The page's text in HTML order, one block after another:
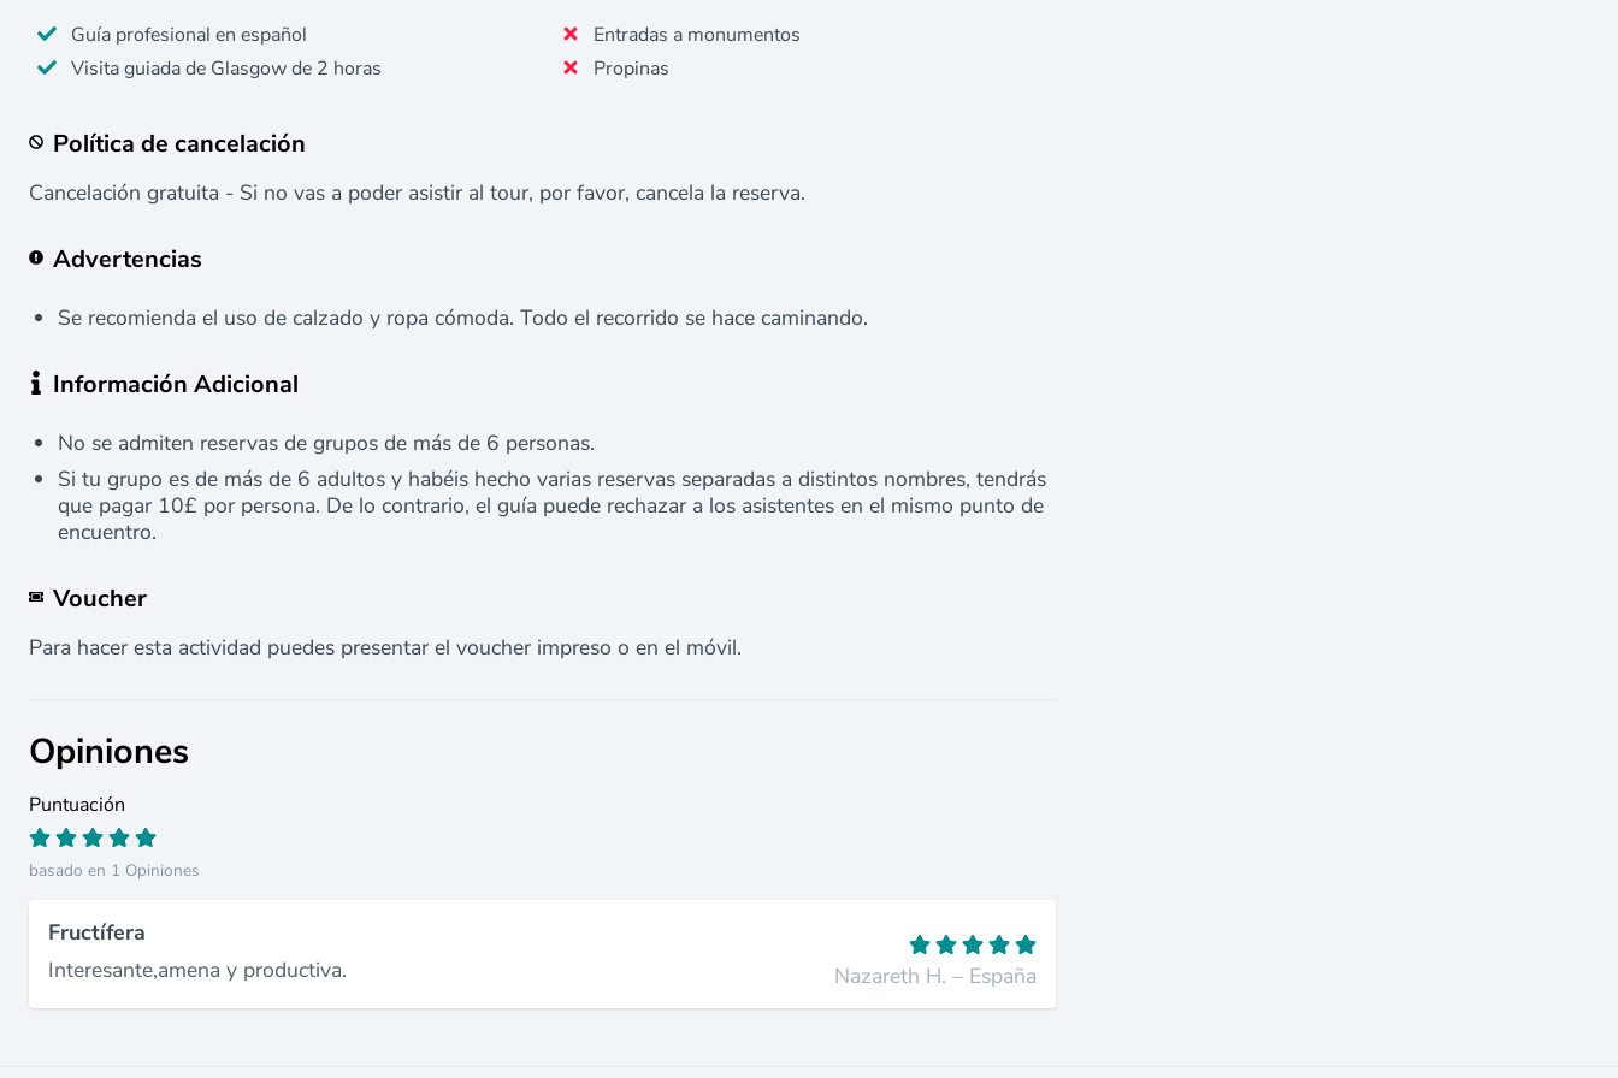
Guía profesional en español
Visita guiada de Glasgow de 2 horas
Entradas a monumentos
Propinas
Política de cancelación
Cancelación gratuita - Si no vas a poder asistir al tour, por favor, cancela la reserva.
Advertencias
Se recomienda el uso de calzado y ropa cómoda. Todo el recorrido se hace caminando.
Información Adicional
No se admiten reservas de grupos de más de 6 personas.
Si tu grupo es de más de 6 adultos y habéis hecho varias reservas separadas a distintos nombres, tendrás
que pagar 10£ por persona. De lo contrario, el guía puede rechazar a los asistentes en el mismo punto de
encuentro.
Voucher
Para hacer esta actividad puedes presentar el voucher impreso o en el móvil.
Opiniones
Puntuación
basado en 1 Opiniones
Fructífera
Interesante,amena y productiva.
Nazareth H. – España